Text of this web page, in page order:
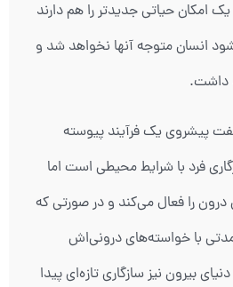
امکان حیاتی جدیدتر را هم دارند
انسان متوجه آنها نخواهد شد و
داشت.
پیشروی یک فرآیند پیوسته
فرد با شرایط محیطی است اما
درون را فعال می‌کند و در صورتی که
با خواسته‌های درونی‌اش
بیرون نیز سازگاری تازه‌ای پیدا